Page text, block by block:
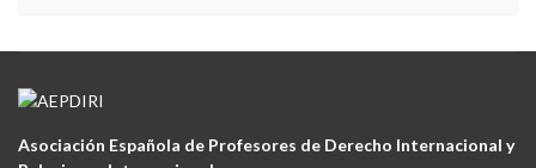
Asociación Española de Profesores de Derecho Internacional y